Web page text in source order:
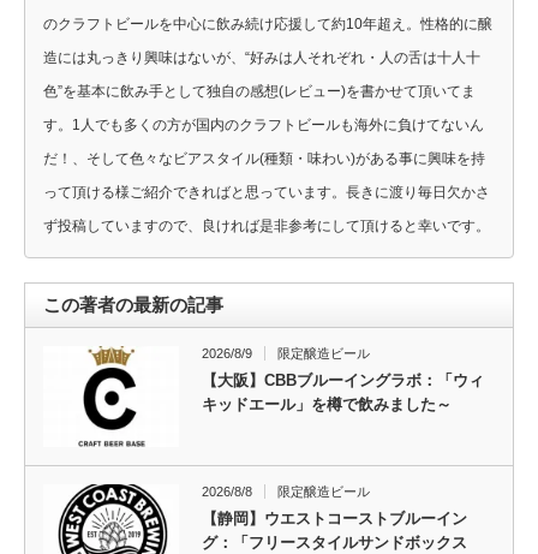
のクラフトビールを中心に飲み続け応援して約10年超え。性格的に醸
造には丸っきり興味はないが、“好みは人それぞれ・人の舌は十人十
色”を基本に飲み手として独自の感想(レビュー)を書かせて頂いてま
す。1人でも多くの方が国内のクラフトビールも海外に負けてないん
だ！、そして色々なビアスタイル(種類・味わい)がある事に興味を持
って頂ける様ご紹介できればと思っています。長きに渡り毎日欠かさ
ず投稿していますので、良ければ是非参考にして頂けると幸いです。
この著者の最新の記事
2026/8/9 限定醸造ビール
【大阪】CBBブルーイングラボ：「ウィ
キッドエール」を樽で飲みました～
2026/8/8 限定醸造ビール
【静岡】ウエストコーストブルーイン
グ：「フリースタイルサンドボックス